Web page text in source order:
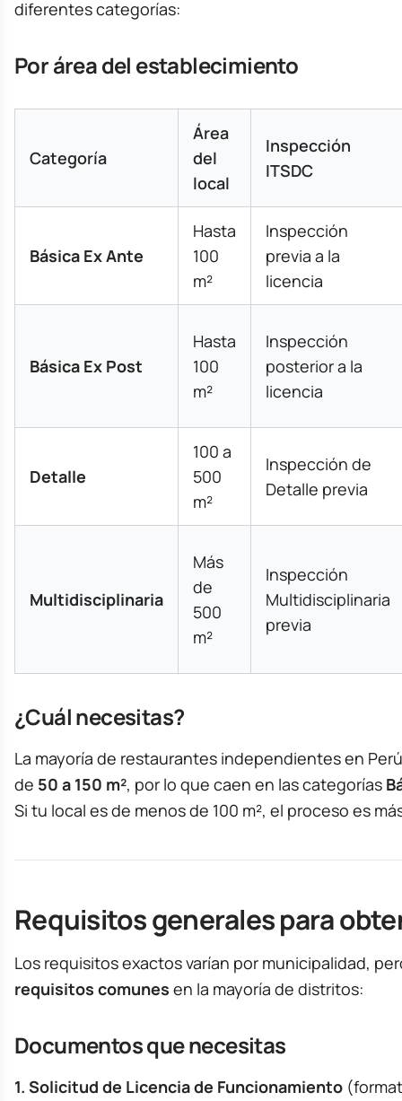
diferentes categorías:
Por área del establecimiento
Categoría
Área
del
local
Inspección
ITSDC
Básica Ex Ante
Hasta
100
m²
Inspección
previa a la
licencia
Básica Ex Post
Hasta
100
m²
Inspección
posterior a la
licencia
Detalle
100 a
500
m²
Inspección de
Detalle previa
Multidisciplinaria
Más
de
500
m²
Inspección
Multidisciplinaria
previa
¿Cuál necesitas?
La mayoría de restaurantes independientes en
de 50 a 150 m², por lo que caen en las categorías
Si tu local es de menos de 100 m², el proceso es
Requisitos generales para
Los requisitos exactos varían por municipalidad,
requisitos comunes en la mayoría de distritos:
Documentos que necesitas
1. Solicitud de Licencia de Funcionamiento